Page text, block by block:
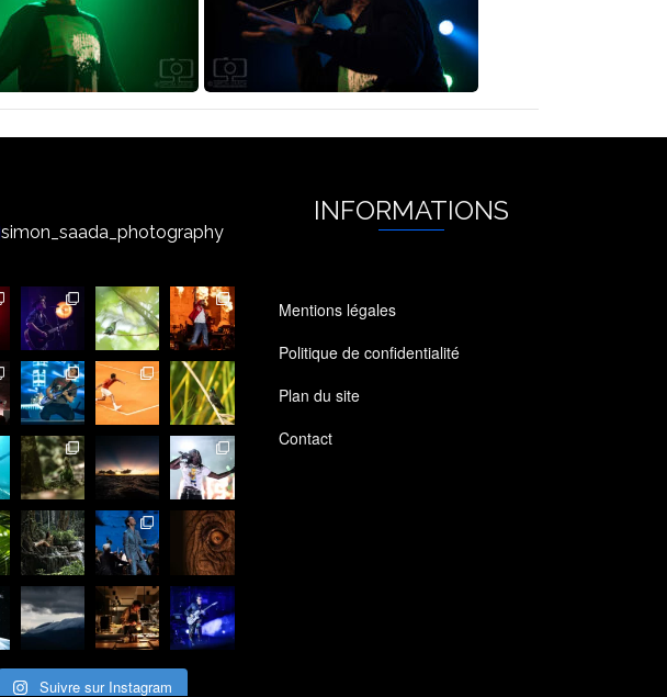
simon_saada_photography
Suivre sur Instagram
INFORMATIONS
Mentions légales
Politique de confidentialité
Plan du site
Contact